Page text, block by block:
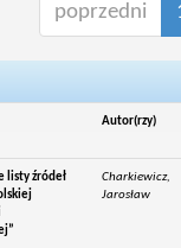
poprzedni
Autor(rzy)
listy źródeł
Charkiewicz,
Jarosław